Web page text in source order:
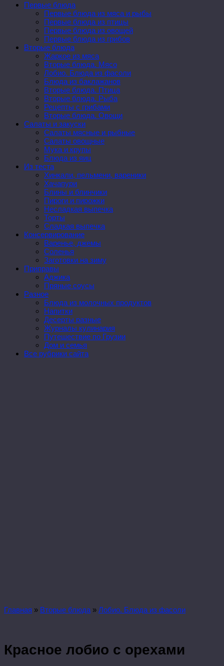
Первые блюда
Первые блюда из мяса и рыбы
Первые блюда из птицы
Первые блюда из овощей
Первые блюда из грибов
Вторые блюда
Жаркое из мяса
Вторые блюда. Мясо
Лобио. Блюда из фасоли
Блюда из баклажанов
Вторые блюда. Птица
Вторые блюда. Рыба
Рецепты с грибами
Вторые блюда. Овощи
Салаты и закуски
Салаты мясные и рыбные
Салаты овощные
Мука и крупы
Блюда из яиц
Из теста
Хинкали, пельмени, вареники
Хачапури
Блины и блинчики
Пироги и пирожки
Несладкая выпечка
Торты
Сладкая выпечка
Консервирование
Варенье, джемы
Соленья
Заготовки на зиму
Приправы
Аджика
Пряные соусы
Разное
Блюда из молочных продуктов
Напитки
Десерты разные
Журналы кулинария
Путешествие по Грузии
Дом и семья
Все рубрики сайта
Главная » Вторые блюда » Лобио. Блюда из фасоли
Красное лобио с орехами